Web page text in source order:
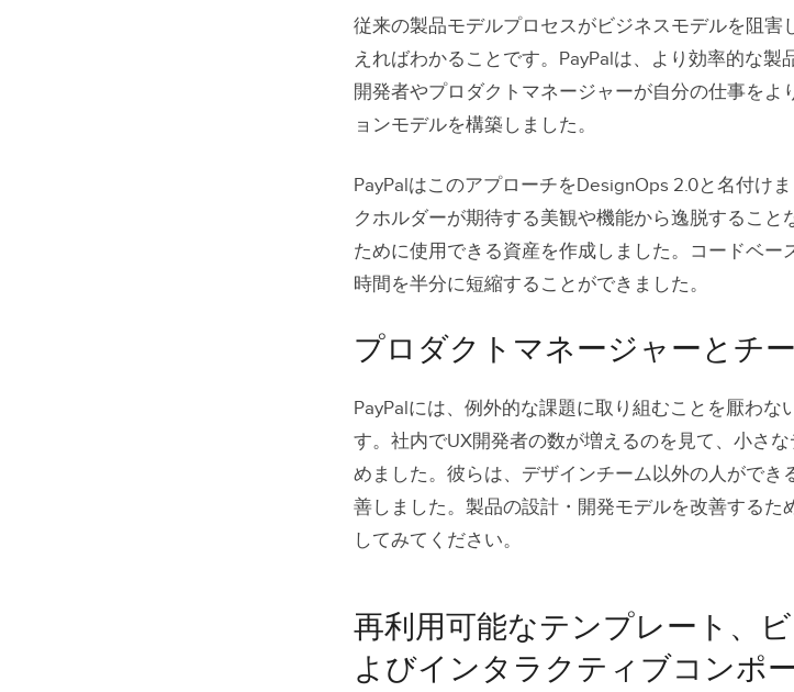
ティブコンポーネントのライブラリを構
開発者を軌道に乗せるための重要なガー
新製品の開発者がデザイナーとの時間を
従来の製品モデルプロセスがビジネスモデルを阻
えればわかることです。PayPalは、より効率的な製
開発者やプロダクトマネージャーが自分の仕事を
ョンモデルを構築しました。
PayPalはこのアプローチをDesignOps 2.0と名付け
クホルダーが期待する美観や機能から逸脱するこ
ために使用できる資産を作成しました。コードベー
時間を半分に短縮することができました。
プロダクトマネージャーとチ
PayPalには、例外的な課題に取り組むことを厭わな
す。社内でUX開発者の数が増えるのを見て、小さ
めました。彼らは、デザインチーム以外の人がで
善しました。製品の設計・開発モデルを改善する
してみてください。
再利用可能なテンプレート、
よびインタラクティブコンポ